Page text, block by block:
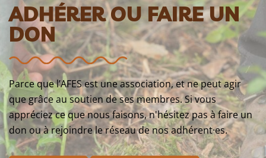
ADHÉRER OU FAIRE UN
DON
Parce que l’AFES est une association, et ne peut agir
que grâce au soutien de ses membres. Si vous
appréciez ce que nous faisons, n'hésitez pas à faire un
don ou à rejoindre le réseau de nos adhérent·es.